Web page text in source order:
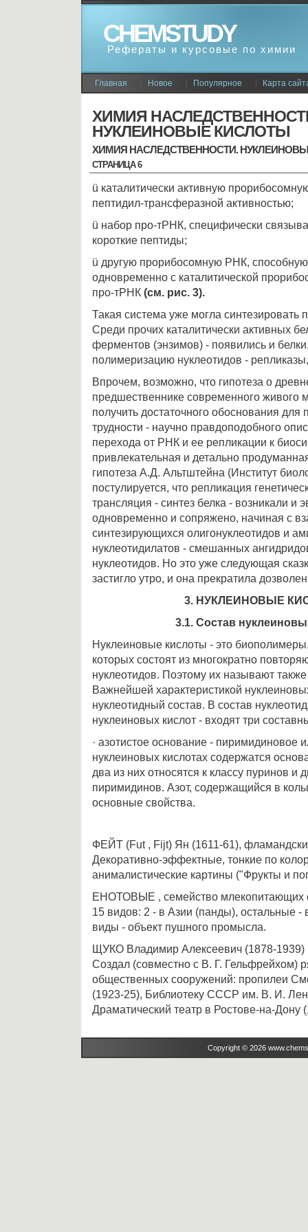
CHEMSTUDY
Рефераты и курсовые по химии
Главная Новое Популярное Карта
ХИМИЯ
НУКЛЕИНОВЫЕ КИСЛОТЫ
ХИМИЯ НАСЛЕДСТВЕННОСТИ.
СТРАНИЦА 6
ü каталитически активную
пептидил-трансферазной активностью;
ü набор про-тРНК, специфически
короткие пептиды;
ü другую прорибосомную РНК,
одновременно с каталитической
про-тРНК (см. рис. 3).
Такая система уже могла синтезировать
Среди прочих каталитически активных
ферментов (энзимов) - появились и
полимеризацию нуклеотидов -
Впрочем, возможно, что гипотеза о
предшественнике современного живого
получить достаточного обоснования
трудности - научно правдоподобного
перехода от РНК и ее репликации к
привлекательная и детально
гипотеза А.Д. Альтштейна (Институт
постулируется, что репликация
трансляция - синтез белка - возникали и
одновременно и сопряжено, начиная с
синтезирующихся олигонуклеотидов и
нуклеотидилатов - смешанных
нуклеотидов. Но это уже следующая
застигло утро, и она прекратила
3. НУКЛЕИНОВЫЕ
3.1. Состав
Нуклеиновые кислоты - это
которых состоят из многократно
нуклеотидов. Поэтому их называют
Важнейшей характеристикой
нуклеотидный состав. В состав
нуклеиновых кислот - входят три
· азотистое основание - пиримидиновое
нуклеиновых кислотах содержатся
два из них относятся к классу пуринов и
пиримидинов. Азот, содержащийся в
основные свойства.
ФЕЙТ (Fut , Fijt) Ян (1611-61),
Декоративно-эффектные, тонкие по
анималистические картины ("Фрукты и
ЕНОТОВЫЕ , семейство млекопитающих
15 видов: 2 - в Азии (панды), остальные
виды - объект пушного промысла.
ЩУКО Владимир Алексеевич (1878-1939) ,
Создал (совместно с В. Г. Гельфрейхом)
общественных сооружений: пропилеи
(1923-25), Библиотеку СССР им. В. И.
Драматический театр в Ростове-на-Дону
Copyright © 2026